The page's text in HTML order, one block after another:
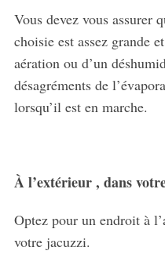
Vous devez vous assurer
choisie est assez grande
aération ou d’un
désagréments de
lorsqu’il est en marche.
À l’extérieur , dans
Optez pour un endroit à
votre jacuzzi.